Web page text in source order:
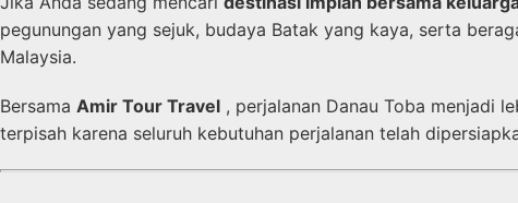
pegunungan yang sejuk, budaya Batak yang kaya, serta
Malaysia.
Bersama Amir Tour Travel , perjalanan Danau Toba menjadi
terpisah karena seluruh kebutuhan perjalanan telah